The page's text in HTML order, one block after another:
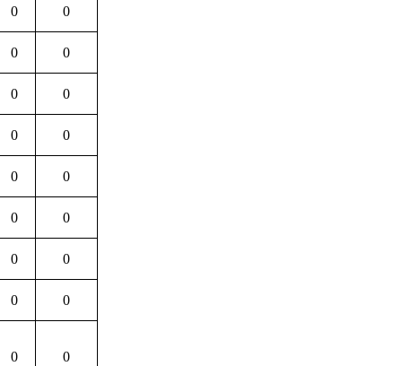
0 0
0 0
0 0
0 0
0 0
0 0
0 0
0 0
0 0